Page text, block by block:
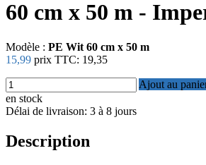
60 cm x 50 m -
Modèle : PE Wit 60 cm x 50 m
15,99 prix TTC: 19,35
Ajout au
en stock
Délai de livraison: 3 à 8 jours
Description